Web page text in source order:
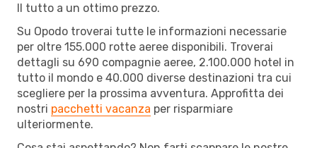
Il tutto a un ottimo prezzo.
Su Opodo troverai tutte le informazioni necessarie
per oltre 155.000 rotte aeree disponibili. Troverai
dettagli su 690 compagnie aeree, 2.100.000 hotel in
tutto il mondo e 40.000 diverse destinazioni tra cui
scegliere per la prossima avventura. Approfitta dei
nostri pacchetti vacanza per risparmiare
ulteriormente.